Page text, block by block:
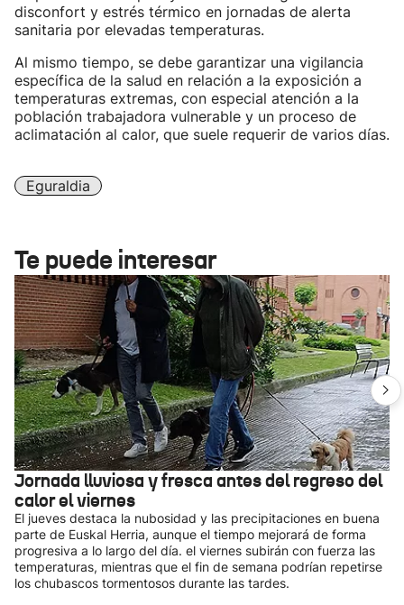
disconfort y estrés térmico en jornadas de alerta
sanitaria por elevadas temperaturas.
Al mismo tiempo, se debe garantizar una vigilancia
específica de la salud en relación a la exposición a
temperaturas extremas, con especial atención a la
población trabajadora vulnerable y un proceso de
aclimatación al calor, que suele requerir de varios días.
Eguraldia
Te puede interesar
Jornada lluviosa y fresca antes del regreso del
calor el viernes
El jueves destaca la nubosidad y las precipitaciones en buena
parte de Euskal Herria, aunque el tiempo mejorará de forma
progresiva a lo largo del día. el viernes subirán con fuerza las
temperaturas, mientras que el fin de semana podrían repetirse
los chubascos tormentosos durante las tardes.